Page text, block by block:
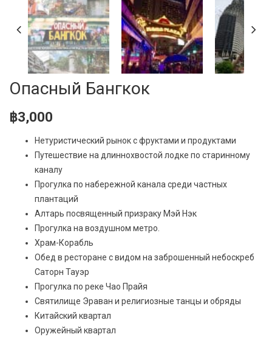
Опасный Бангкок
฿3,000
Нетуристический рынок с фруктами и продуктами
Путешествие на длиннохвостой лодке по старинному
каналу
Прогулка по набережной канала среди частных
плантаций
Алтарь посвященный призраку Мэй Нэк
Прогулка на воздушном метро.
Храм-Корабль
Обед в ресторане с видом на заброшенный небоскреб
Саторн Тауэр
Прогулка по реке Чао Прайя
Святилище Эраван и религиозные танцы и обряды
Китайский квартал
Оружейный квартал